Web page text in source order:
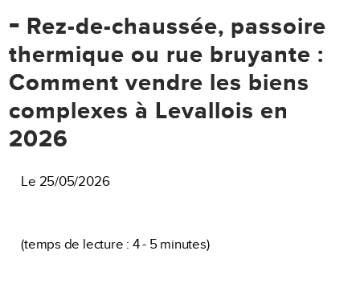
- Rez-de-chaussée, passoire
thermique ou rue bruyante :
Comment vendre les biens
complexes à Levallois en
2026
Le 25/05/2026
(temps de lecture : 4 - 5 minutes)